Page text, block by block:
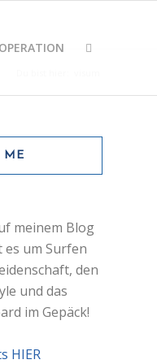
ME
meinem Blog
um Surfen
den
und das
im Gepäck!
HIER